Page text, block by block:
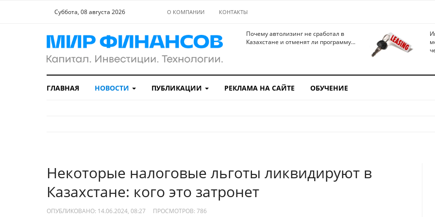
Суббота, 08 августа 2026 О КОМПАНИИ КОНТАКТЫ
Почему автолизинг не сработал в
Казахстане и отменят ли программу...
ГЛАВНАЯ НОВОСТИ ПУБЛИКАЦИИ РЕКЛАМА НА САЙТЕ ОБУЧЕНИЕ
Некоторые налоговые льготы ликвидируют в
Казахстане: кого это затронет
ОПУБЛИКОВАНО: 14.06.2024, 08:27 ПРОСМОТРОВ: 786